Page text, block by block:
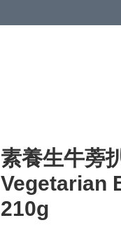
素養生牛蒡
Vegetarian
210g